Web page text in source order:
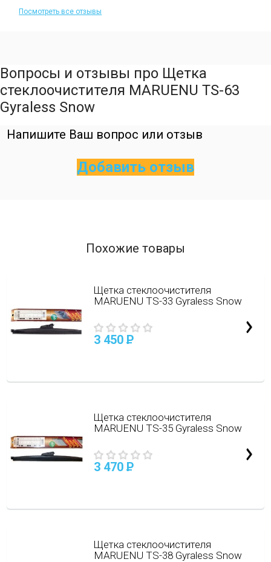
Посмотреть все отзывы
Вопросы и отзывы про Щетка
стеклоочистителя MARUENU TS-63
Gyraless Snow
Напишите Ваш вопрос или отзыв
Добавить отзыв
Похожие товары
Щетка стеклоочистителя
MARUENU TS-33 Gyraless Snow
3 450 P
Щетка стеклоочистителя
MARUENU TS-35 Gyraless Snow
3 470 P
Щетка стеклоочистителя
MARUENU TS-38 Gyraless Snow